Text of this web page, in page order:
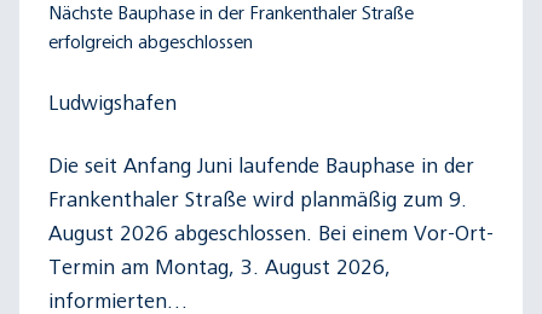
Nächste Bauphase in der Frankenthaler Straße
erfolgreich abgeschlossen
Ludwigshafen
Die seit Anfang Juni laufende Bauphase in der
Frankenthaler Straße wird planmäßig zum 9.
August 2026 abgeschlossen. Bei einem Vor-Ort-
Termin am Montag, 3. August 2026,
informierten…